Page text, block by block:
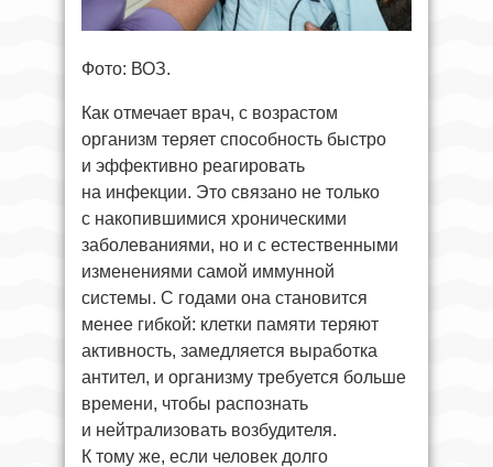
Фото: ВОЗ.
Как отмечает врач, с возрастом
организм теряет способность быстро
и эффективно реагировать
на инфекции. Это связано не только
с накопившимися хроническими
заболеваниями, но и с естественными
изменениями самой иммунной
системы. С годами она становится
менее гибкой: клетки памяти теряют
активность, замедляется выработка
антител, и организму требуется больше
времени, чтобы распознать
и нейтрализовать возбудителя.
К тому же, если человек долго